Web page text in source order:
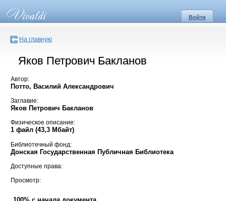
Войти
На главную
Яков Петрович Бакланов
Автор:
Потто, Василий Александрович
Заглавие:
Яков Петрович Бакланов
Физическое описание:
1 файл (43,3 Мбайт)
Библиотечный фонд:
Донская Государственная Публичная Библиотека
Доступные права:
Просмотр: